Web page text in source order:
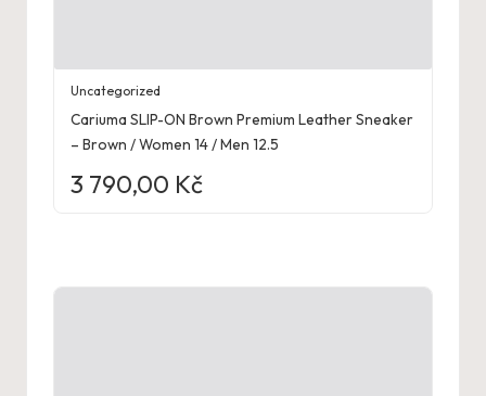
Uncategorized
Cariuma SLIP-ON Brown Premium Leather Sneaker
– Brown / Women 14 / Men 12.5
3 790,00 Kč